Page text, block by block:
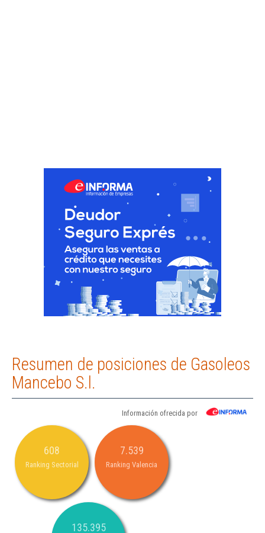
Resumen de posiciones de Gasoleos
Mancebo S.l.
Información ofrecida por
608
Ranking Sectorial
7.539
Ranking Valencia
135.395